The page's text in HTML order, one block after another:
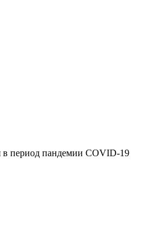
в период пандемии COVID-19